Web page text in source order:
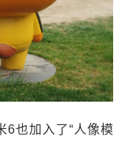
6也加入了“人像模